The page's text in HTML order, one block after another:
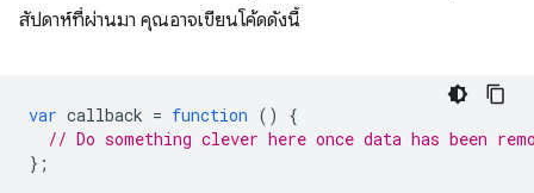
สัปดาห์ที่ผ่านมา คุณอาจเขียนโค้ดดังนี้
var callback = function ()
{
// Do something clever here once data has been
};